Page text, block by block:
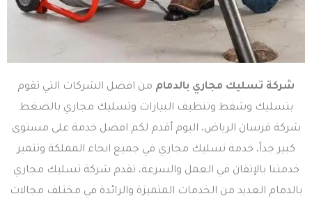
شركة تسليك مجاري بالدمام من افضل الشركات التي تقوم
بتسليك وشفط وتنظيف البيارات وتسليك مجاري بالضغط
شركة فرسان الرياض، اليوم أقدم لكم افضل خدمة على مستوى
كبير جداً، خدمة تسليك مجاري في جميع انحاء المملكة وتتميز
خدمتنا بالإتقان في العمل والسرعة، تقدم شركة تسليك مجاري
بالدمام العديد من الخدمات المتميزة والرائدة في مختلف مجالات